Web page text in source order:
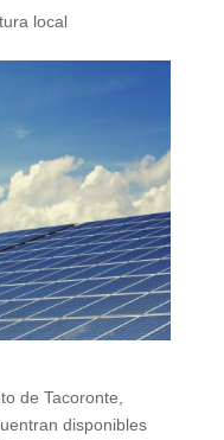
local
de Tacoronte,
disponibles